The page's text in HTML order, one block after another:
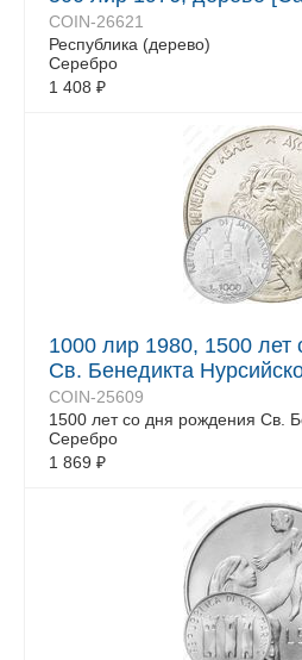
COIN-26621
Республика (дерево)
Серебро
1 408 ₽
1000 лир 1980, 1500 лет
Св. Бенедикта
COIN-25609
1500 лет со дня рождения Св.
Серебро
1 869 ₽